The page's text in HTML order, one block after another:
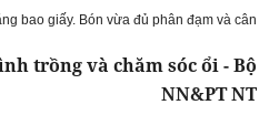
bao giấy. Bón vừa đủ phân đạm và cân
trồng và chăm sóc ổi - Bộ
NN&PT NT